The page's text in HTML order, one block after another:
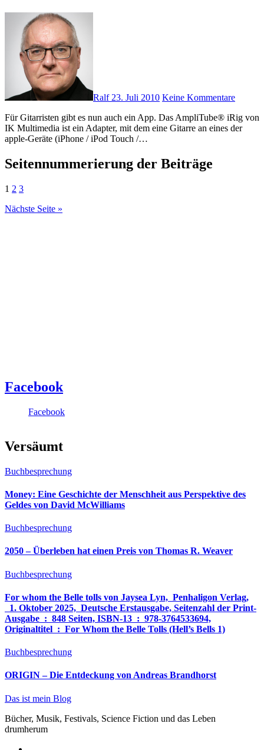
Ralf 23. Juli 2010 Keine Kommentare
Für Gitarristen gibt es nun auch ein App. Das AmpliTube® iRig von
IK Multimedia ist ein Adapter, mit dem eine Gitarre an eines der
apple-Geräte (iPhone / iPod Touch /…
Seitennummerierung der Beiträge
1 2 3
Nächste Seite »
Facebook
Facebook
Versäumt
Buchbesprechung
Money: Eine Geschichte der Menschheit aus Perspektive des
Geldes von David McWilliams
Buchbesprechung
2050 – Überleben hat einen Preis von Thomas R. Weaver
Buchbesprechung
For whom the Belle tolls von Jaysea Lyn, ‎ Penhaligon Verlag,
‎ 1. Oktober 2025, ‎ Deutsche Erstausgabe, Seitenzahl der Print-
Ausgabe ‏ : ‎ 848 Seiten, ISBN-13 ‏ : ‎ 978-3764533694,
Originaltitel ‏ : ‎ For Whom the Belle Tolls (Hell’s Bells 1)
Buchbesprechung
ORIGIN – Die Entdeckung von Andreas Brandhorst
Das ist mein Blog
Bücher, Musik, Festivals, Science Fiction und das Leben
drumherum